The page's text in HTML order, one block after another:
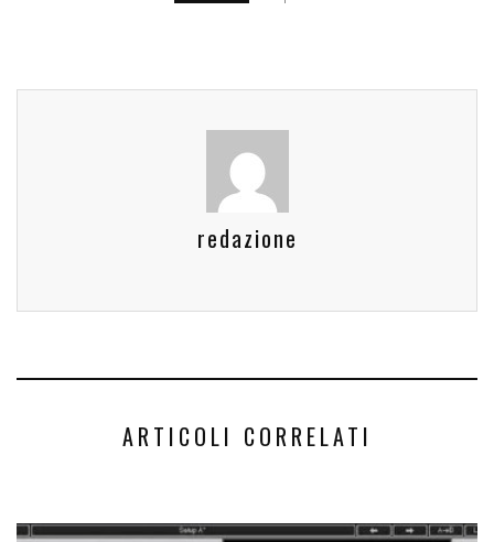
redazione
ARTICOLI CORRELATI